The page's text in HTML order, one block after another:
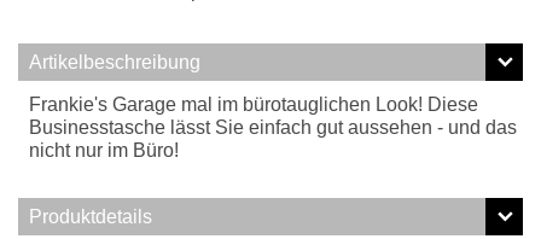
Artikelbeschreibung
Frankie's Garage mal im bürotauglichen Look! Diese
Businesstasche lässt Sie einfach gut aussehen - und das
nicht nur im Büro!
Produktdetails